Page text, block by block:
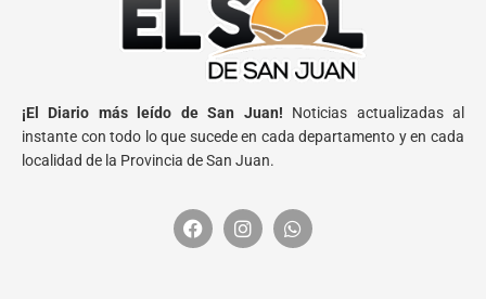
¡El Diario más leído de San Juan! Noticias actualizadas al
instante con todo lo que sucede en cada departamento y en cada
localidad de la Provincia de San Juan.